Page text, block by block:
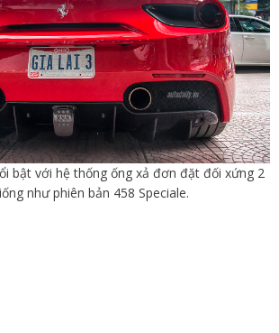
bật với hệ thống ống xả đơn đặt đối xứng 2
như phiên bản 458 Speciale.